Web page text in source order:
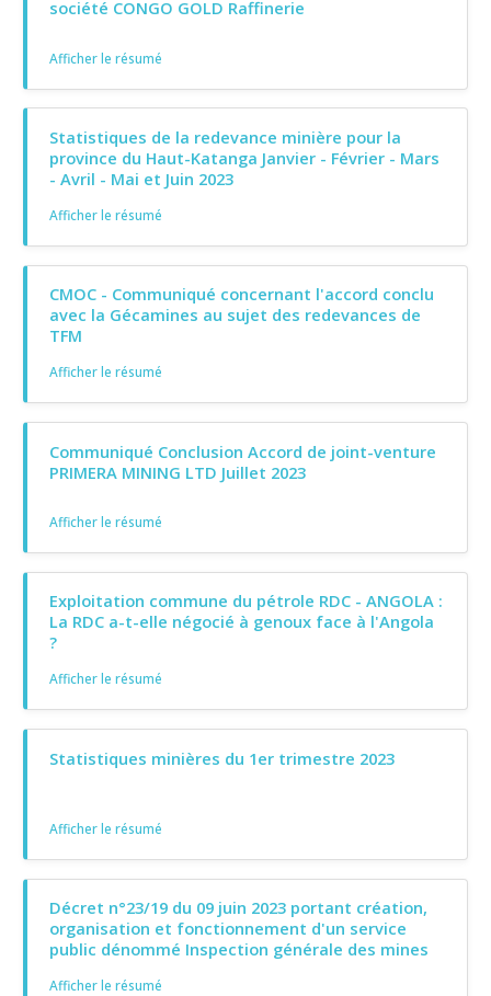
société CONGO GOLD Raffinerie
Afficher le résumé
Statistiques de la redevance minière pour la
province du Haut-Katanga Janvier - Février - Mars
- Avril - Mai et Juin 2023
Afficher le résumé
CMOC - Communiqué concernant l'accord conclu
avec la Gécamines au sujet des redevances de
TFM
Afficher le résumé
Communiqué Conclusion Accord de joint-venture
PRIMERA MINING LTD Juillet 2023
Afficher le résumé
Exploitation commune du pétrole RDC - ANGOLA :
La RDC a-t-elle négocié à genoux face à l'Angola
?
Afficher le résumé
Statistiques minières du 1er trimestre 2023
Afficher le résumé
Décret n°23/19 du 09 juin 2023 portant création,
organisation et fonctionnement d'un service
public dénommé Inspection générale des mines
Afficher le résumé